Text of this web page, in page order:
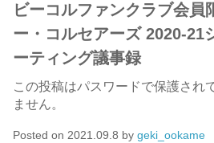
ビーコルファンクラブ会員
ー・コルセアーズ 2020-21
ーティング議事録
この投稿はパスワードで保護され
ません。
Posted on 2021.09.8 by geki_ookame